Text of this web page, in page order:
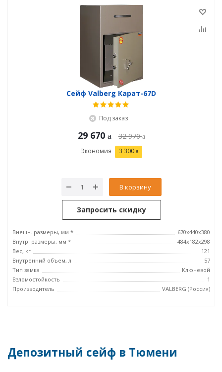
Сейф Valberg Карат-67D
Под заказ
29 670 32 970
Экономия 3 300
В корзину
Запросить скидку
Внешн. размеры, мм *
670х440х380
Внутр. размеры, мм *
484х182х298
Вес, кг
121
Внутренний объем, л
57
Тип замка
Ключевой
Взломостойкость
1
Производитель
VALBERG (Россия)
Депозитный сейф в Тюмени